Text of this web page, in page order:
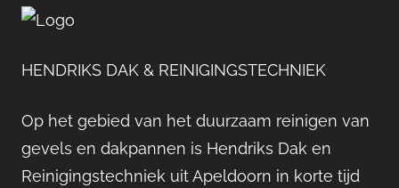
HENDRIKS DAK & REINIGINGSTECHNIEK
Op het gebied van het duurzaam reinigen van
gevels en dakpannen is Hendriks Dak en
Reinigingstechniek uit Apeldoorn in korte tijd